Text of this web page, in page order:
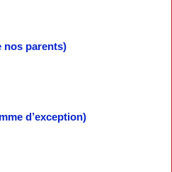
nos parents)
d’exception)